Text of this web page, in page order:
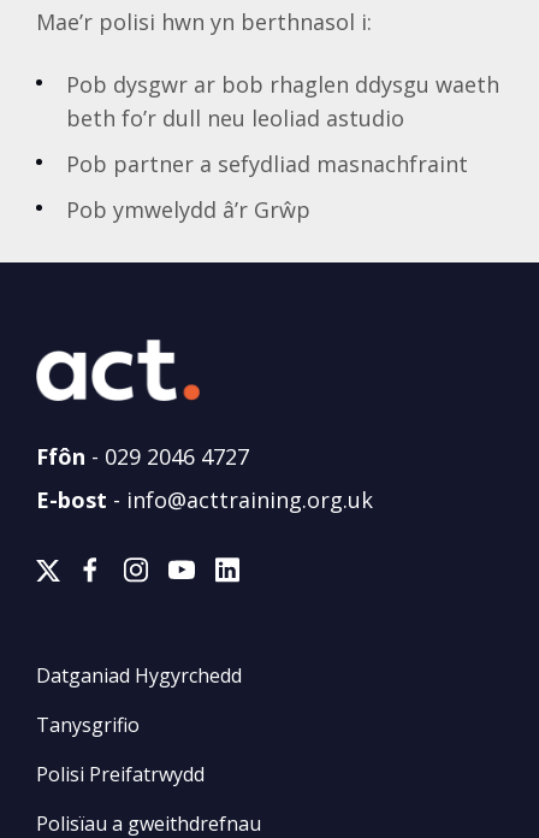
Mae’r polisi hwn yn berthnasol i:
Pob dysgwr ar bob rhaglen ddysgu waeth
beth fo’r dull neu leoliad astudio
Pob partner a sefydliad masnachfraint
Pob ymwelydd â’r Grŵp
Ffôn - 029 2046 4727
E-bost - info@acttraining.org.uk
Datganiad Hygyrchedd
Tanysgrifio
Polisi Preifatrwydd
Polisïau a gweithdrefnau